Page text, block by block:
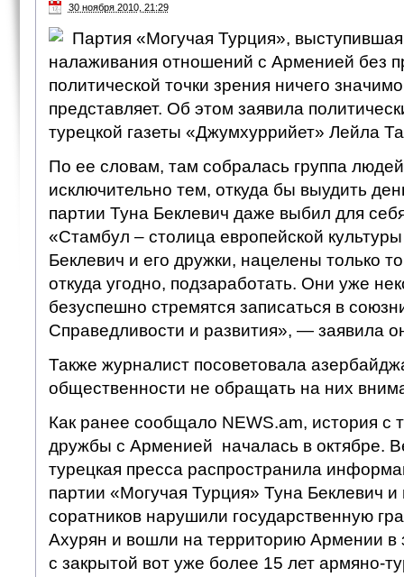
30 ноября 2010, 21:29
Партия «Могучая Турция»,
налаживания отношений с Арменией без
политической точки зрения ничего
представляет. Об этом заявила
турецкой газеты «Джумхуррийет» Лейла
По ее словам, там собралась группа
исключительно тем, откуда бы выудить
партии Туна Беклевич даже выбил для
«Стамбул – столица европейской
Беклевич и его дружки, нацелены только
откуда угодно, подзаработать. Они уже
безуспешно стремятся записаться в
Справедливости и развития», — заявила
Также журналист посоветовала
общественности не обращать на них
Как ранее сообщало NEWS.am, история с
дружбы с Арменией началась в октябре.
турецкая пресса распространила
партии «Могучая Турция» Туна Беклевич и
соратников нарушили государственную
Ахурян и вошли на территорию Армении в
с закрытой вот уже более 15 лет армяно-